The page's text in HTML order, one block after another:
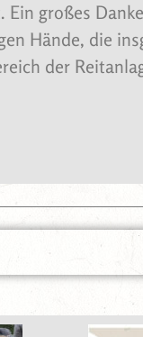
Ein großes
Hände, die
der